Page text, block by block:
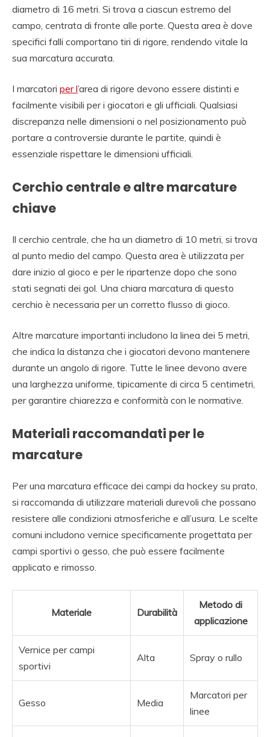
diametro di 16 metri. Si trova a ciascun estremo del
campo, centrata di fronte alle porte. Questa area è dove
specifici falli comportano tiri di rigore, rendendo vitale la
sua marcatura accurata.
I marcatori per l’area di rigore devono essere distinti e
facilmente visibili per i giocatori e gli ufficiali. Qualsiasi
discrepanza nelle dimensioni o nel posizionamento può
portare a controversie durante le partite, quindi è
essenziale rispettare le dimensioni ufficiali.
Cerchio centrale e altre marcature
chiave
Il cerchio centrale, che ha un diametro di 10 metri, si trova
al punto medio del campo. Questa area è utilizzata per
dare inizio al gioco e per le ripartenze dopo che sono
stati segnati dei gol. Una chiara marcatura di questo
cerchio è necessaria per un corretto flusso di gioco.
Altre marcature importanti includono la linea dei 5 metri,
che indica la distanza che i giocatori devono mantenere
durante un angolo di rigore. Tutte le linee devono avere
una larghezza uniforme, tipicamente di circa 5 centimetri,
per garantire chiarezza e conformità con le normative.
Materiali raccomandati per le
marcature
Per una marcatura efficace dei campi da hockey su prato,
si raccomanda di utilizzare materiali durevoli che possano
resistere alle condizioni atmosferiche e all’usura. Le scelte
comuni includono vernice specificamente progettata per
campi sportivi o gesso, che può essere facilmente
applicato e rimosso.
Materiale Durabilità
Metodo di
applicazione
Vernice per campi
sportivi
Alta Spray o rullo
Gesso Media
Marcatori per
linee